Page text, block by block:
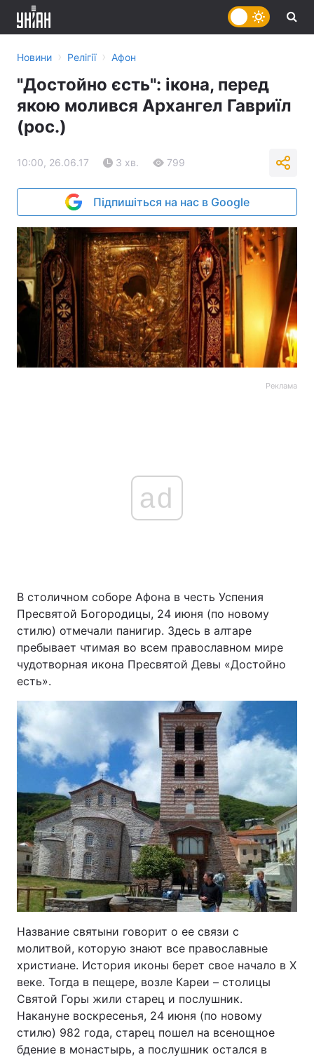
Головна
Україна Політика
Економіка Світ
Спорт Наука
Техно і зв'язок Лайт
Зброя Інциденти
Здоров'я Туризм
Цікавинки Погода
Екологія Регіони
Лонгріди
Відео з Youtube
Інтерв'ю Думки
Новини › Релігії › Афон
"Достойно єсть": ікона, перед
якою молився Архангел Гавриїл
(рос.)
10:00, 26.06.17 3 хв. 799
Підпишіться на нас в Google
Реклама
ad
В столичном соборе Афона в честь Успения
Пресвятой Богородицы, 24 июня (по новому
стилю) отмечали панигир. Здесь в алтаре
пребывает чтимая во всем православном мире
чудотворная икона Пресвятой Девы «Достойно
есть».
Название святыни говорит о ее связи с
молитвой, которую знают все православные
христиане. История иконы берет свое начало в X
веке. Тогда в пещере, возле Кареи – столицы
Святой Горы жили старец и послушник.
Накануне воскресенья, 24 июня (по новому
стилю) 982 года, старец пошел на всенощное
бдение в монастырь, а послушник остался в